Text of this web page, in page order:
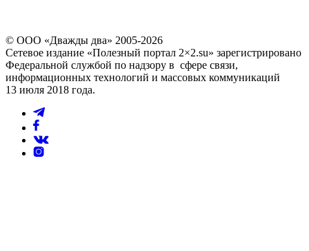
© ООО «Дважды два» 2005-2026
Сетевое издание «Полезный портал 2×2.su» зарегистрировано
Федеральной службой по надзору в сфере связи,
информационных технологий и массовых коммуникаций
13 июля 2018 года.